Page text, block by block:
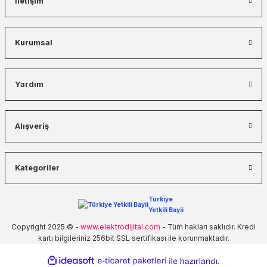
1.854,85 TL
5.299,57 TL
3.726,10 TL
Chint
0 Yorum
%65 indirim
Kurumsal
Yardım
Alışveriş
Kategoriler
Türkiye
Yetkili Bayii
Copyright 2025 © - www.elektrodijital.com - Tüm hakları saklıdır. Kredi
kartı bilgileriniz 256bit SSL sertifikası ile korunmaktadır.
ideasoft
e-